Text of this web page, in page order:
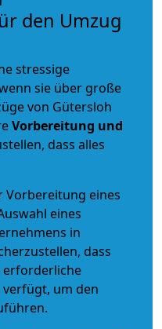
den Umzug
stressige
sie über große
von Gütersloh
Vorbereitung und
dass alles
Vorbereitung eines
eines
in
dass
erforderliche
um den